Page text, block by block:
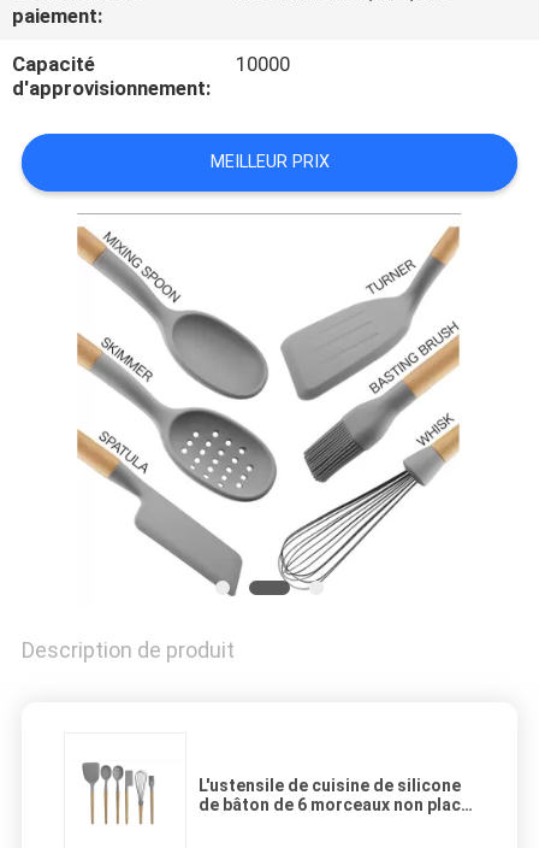
NOUS
DEMANDEZ
UNE
CITATION
paiement:
Capacité
d'approvisionnement:
10000
MEILLEUR PRIX
Description de produit
L'ustensile de cuisine de silicone
de bâton de 6 morceaux non place